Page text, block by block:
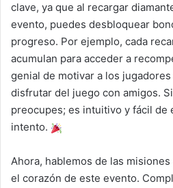
clave, ya que al recargar
evento, puedes desbloquear
progreso. Por ejemplo, cada
acumulan para acceder a
genial de motivar a los
disfrutar del juego con amigos.
preocupes; es intuitivo y fácil
intento.
Ahora, hablemos de las
el corazón de este evento.